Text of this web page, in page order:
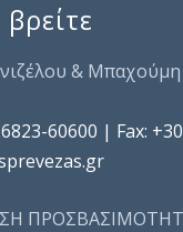
& Μπαχούμη
60600 | Fax: